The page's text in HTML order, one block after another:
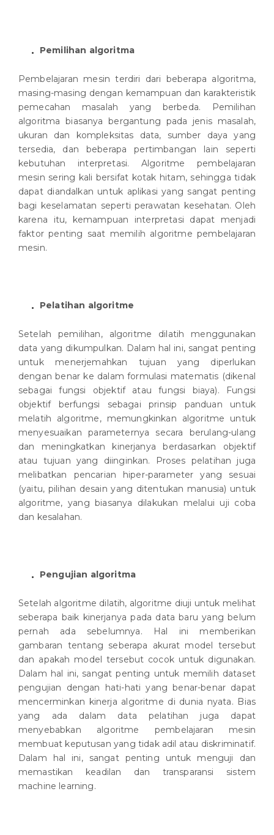
Pemilihan algoritma
Pembelajaran mesin terdiri dari beberapa algoritma,
masing-masing dengan kemampuan dan karakteristik
pemecahan masalah yang berbeda. Pemilihan
algoritma biasanya bergantung pada jenis masalah,
ukuran dan kompleksitas data, sumber daya yang
tersedia, dan beberapa pertimbangan lain seperti
kebutuhan interpretasi. Algoritme pembelajaran
mesin sering kali bersifat kotak hitam, sehingga tidak
dapat diandalkan untuk aplikasi yang sangat penting
bagi keselamatan seperti perawatan kesehatan. Oleh
karena itu, kemampuan interpretasi dapat menjadi
faktor penting saat memilih algoritme pembelajaran
mesin.
Pelatihan algoritme
Setelah pemilihan, algoritme dilatih menggunakan
data yang dikumpulkan. Dalam hal ini, sangat penting
untuk menerjemahkan tujuan yang diperlukan
dengan benar ke dalam formulasi matematis (dikenal
sebagai fungsi objektif atau fungsi biaya). Fungsi
objektif berfungsi sebagai prinsip panduan untuk
melatih algoritme, memungkinkan algoritme untuk
menyesuaikan parameternya secara berulang-ulang
dan meningkatkan kinerjanya berdasarkan objektif
atau tujuan yang diinginkan. Proses pelatihan juga
melibatkan pencarian hiper-parameter yang sesuai
(yaitu, pilihan desain yang ditentukan manusia) untuk
algoritme, yang biasanya dilakukan melalui uji coba
dan kesalahan.
Pengujian algoritma
Setelah algoritme dilatih, algoritme diuji untuk melihat
seberapa baik kinerjanya pada data baru yang belum
pernah ada sebelumnya. Hal ini memberikan
gambaran tentang seberapa akurat model tersebut
dan apakah model tersebut cocok untuk digunakan.
Dalam hal ini, sangat penting untuk memilih dataset
pengujian dengan hati-hati yang benar-benar dapat
mencerminkan kinerja algoritme di dunia nyata. Bias
yang ada dalam data pelatihan juga dapat
menyebabkan algoritme pembelajaran mesin
membuat keputusan yang tidak adil atau diskriminatif.
Dalam hal ini, sangat penting untuk menguji dan
memastikan keadilan dan transparansi sistem
machine learning.